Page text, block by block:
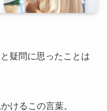
疑問に思ったことは
けるこの言葉。